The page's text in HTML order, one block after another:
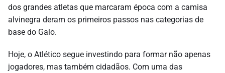
dos grandes atletas que marcaram época com a camisa
alvinegra deram os primeiros passos nas categorias de
base do Galo.
Hoje, o Atlético segue investindo para formar não apenas
jogadores, mas também cidadãos. Com uma das